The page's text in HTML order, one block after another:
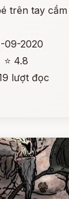
trên tay
09-2020
⭐ 4.8
lượt đọc